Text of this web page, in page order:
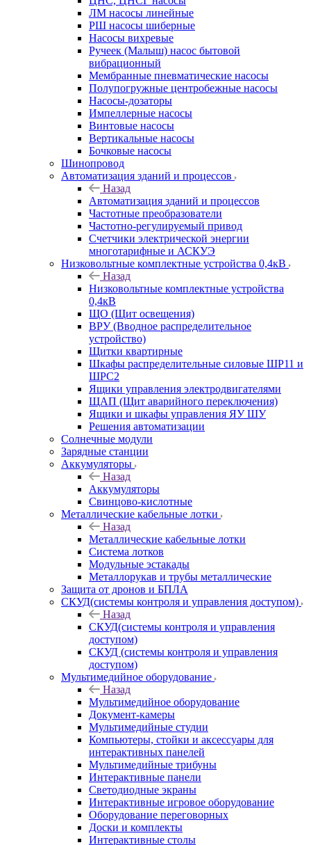
ЛМ насосы линейные
РШ насосы шиберные
Насосы вихревые
Ручеек (Малыш) насос бытовой
вибрационный
Мембранные пневматические насосы
Полупогружные центробежные насосы
Насосы-дозаторы
Импеллерные насосы
Винтовые насосы
Вертикальные насосы
Бочковые насосы
Шинопровод
Автоматизация зданий и процессов
Назад
Автоматизация зданий и процессов
Частотные преобразователи
Частотно-регулируемый привод
Счетчики электрической энергии
многотарифные и АСКУЭ
Низковольтные комплектные устройства 0,4кВ
Назад
Низковольтные комплектные устройства
0,4кВ
ЩО (Щит освещения)
ВРУ (Вводное распределительное
устройство)
Щитки квартирные
Шкафы распределительные силовые ШР11 и
ШРС2
Ящики управления электродвигателями
ЩАП (Щит аварийного переключения)
Ящики и шкафы управления ЯУ ШУ
Решения автоматизации
Солнечные модули
Зарядные станции
Аккумуляторы
Назад
Аккумуляторы
Свинцово-кислотные
Металлические кабельные лотки
Назад
Металлические кабельные лотки
Система лотков
Модульные эстакады
Металлорукав и трубы металлические
Защита от дронов и БПЛА
СКУД(системы контроля и управления доступом)
Назад
СКУД(системы контроля и управления
доступом)
СКУД (системы контроля и управления
доступом)
Мультимедийное оборудование
Назад
Мультимедийное оборудование
Документ-камеры
Мультимедийные студии
Компьютеры, стойки и аксессуары для
интерактивных панелей
Мультимедийные трибуны
Интерактивные панели
Светодиодные экраны
Интерактивные игровое оборудование
Оборудование переговорных
Доски и комплекты
Интерактивные столы